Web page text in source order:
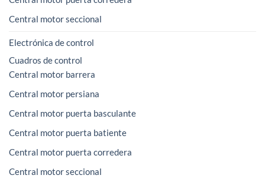
Central motor seccional
Electrónica de control
Cuadros de control
Central motor barrera
Central motor persiana
Central motor puerta basculante
Central motor puerta batiente
Central motor puerta corredera
Central motor seccional